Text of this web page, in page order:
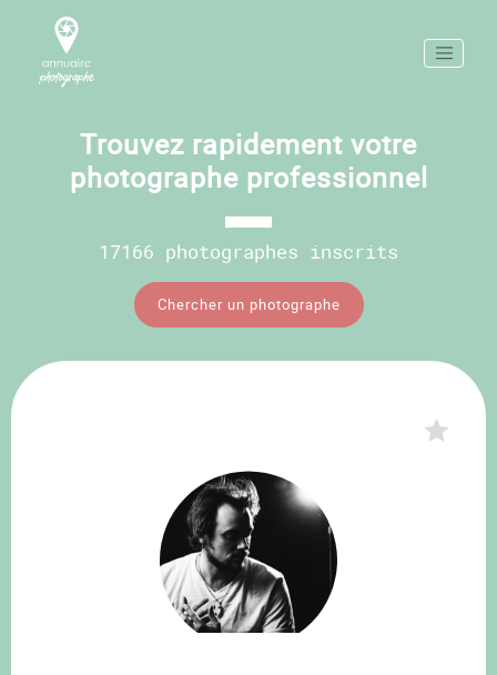
Trouvez rapidement votre
photographe professionnel
17166 photographes inscrits
Chercher un photographe